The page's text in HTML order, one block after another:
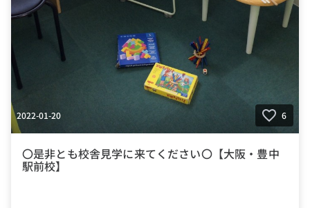
2022-01-20 6
〇是非とも校舎見学に来てください〇【大阪・豊中
駅前校】